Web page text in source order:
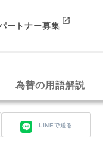
ートナー募集
為替の用語解説
LINEで送る